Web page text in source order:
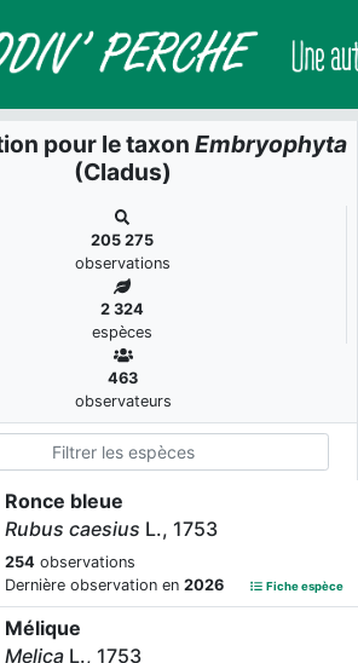
pour le taxon Embryophyta
(Cladus)
205 275
observations
2 324
espèces
463
observateurs
Ronce bleue
Rubus caesius L., 1753
254 observations
Dernière observation en 2026 Fiche espèce
Mélique
Melica L., 1753